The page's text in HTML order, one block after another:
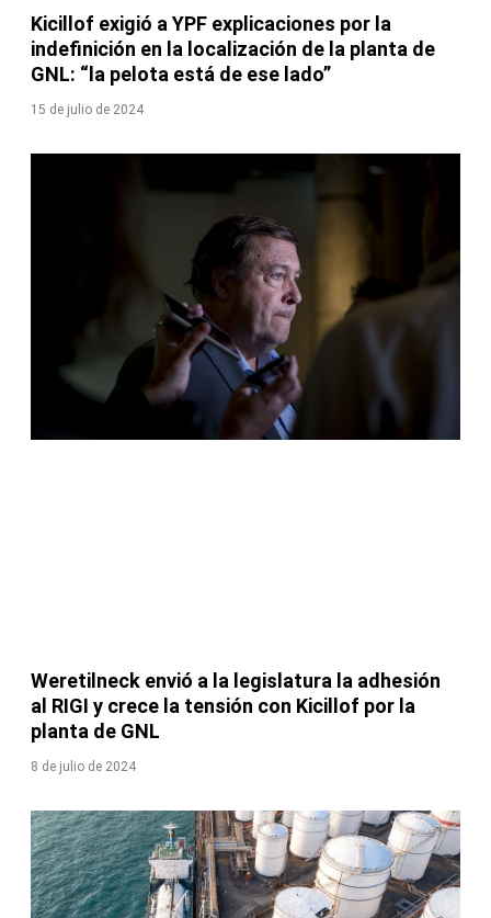
Kicillof exigió a YPF explicaciones por la
indefinición en la localización de la planta de
GNL: “la pelota está de ese lado”
15 de julio de 2024
Weretilneck envió a la legislatura la adhesión
al RIGI y crece la tensión con Kicillof por la
planta de GNL
8 de julio de 2024